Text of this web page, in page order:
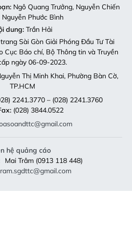
Ngô Quang Trưởng, Nguyễn Chiến
Nguyễn Phước Bình
dung:Trần Hải
Sài Gòn Giải Phóng Đầu Tư Tài
Cục Báo chí, Bộ Thông tin và Truyền
ngày 06-09-2023.
Thị Minh Khai, Phường Bàn Cờ,
TP.HCM
2241.3770 – (028) 2241.3760
(028) 3844.0522
hệ quảng cáo
Mai Trâm (0913 118 448)